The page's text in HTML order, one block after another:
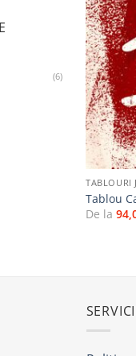
(6)
+
TABLOURI
Tablou
De la